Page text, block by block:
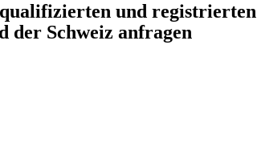
und registrierten
der Schweiz anfragen